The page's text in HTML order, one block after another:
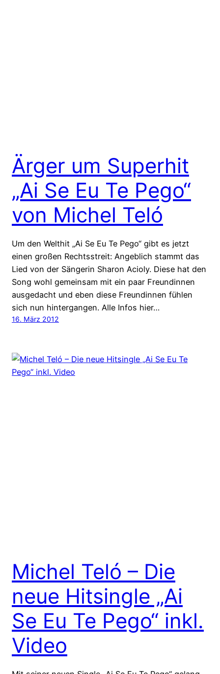
Ärger um Superhit
„Ai Se Eu Te Pego“
von Michel Teló
Um den Welthit „Ai Se Eu Te Pego“ gibt es jetzt
einen großen Rechtsstreit: Angeblich stammt das
Lied von der Sängerin Sharon Acioly. Diese hat den
Song wohl gemeinsam mit ein paar Freundinnen
ausgedacht und eben diese Freundinnen fühlen
sich nun hintergangen. Alle Infos hier…
16. März 2012
Michel Teló – Die
neue Hitsingle „Ai
Se Eu Te Pego“ inkl.
Video